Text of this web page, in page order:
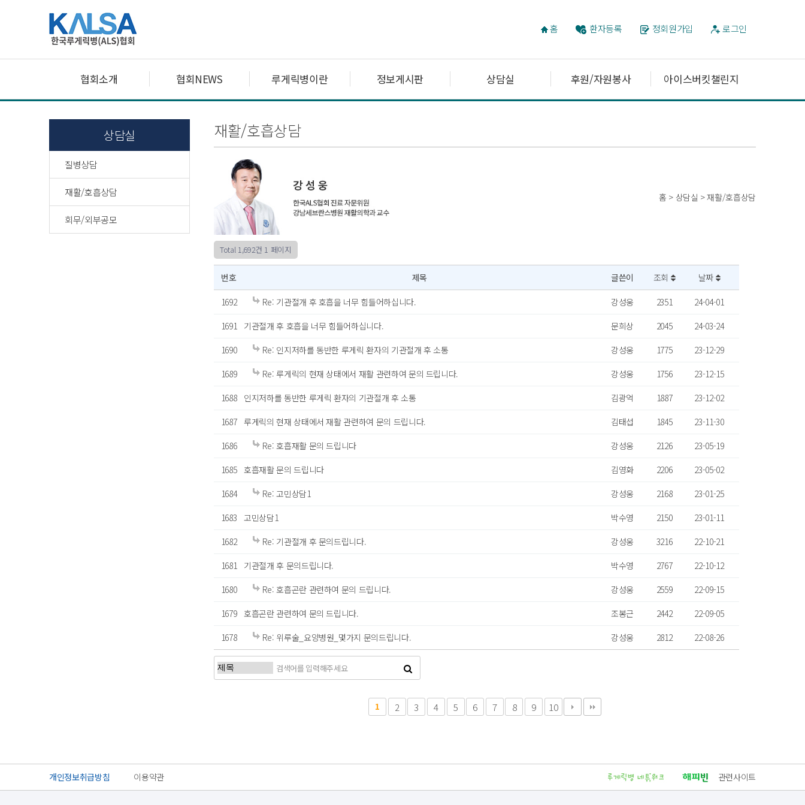
홈 환자등록 정회원가입 로그인
협회소개 협회NEWS 루게릭병이란 정보게시판 상담실 후원/자원봉사 아이스버킷챌린지
상담실
질병상담
재활/호흡상담
회무/외부공모
재활/호흡상담
홈 > 상담실 > 재활/호흡상담
Total 1,692건 1 페이지
번호 제목 글쓴이 조회 날짜
1692 Re: 기관절개 후 호흡을 너무 힘들어하십니다. 강성웅 2351
24-04-01
1691
기관절개 후 호흡을 너무 힘들어하십니다. 문희상 2045
24-03-24
1690
Re: 인지저하를 동반한 루게릭 환자의 기관절개 후 소통 강성웅 1775
23-12-29
1689
Re: 루게릭의 현재 상태에서 재활 관련하여 문의 드립니다. 강성웅 1756
23-12-15
1688
인지저하를 동반한 루게릭 환자의 기관절개 후 소통 김광억 1887
23-12-02
1687 루게릭의 현재 상태에서 재활 관련하여 문의 드립니다. 김태섭 1845
23-11-30
1686
Re: 호흡재활 문의 드립니다 강성웅 2126
23-05-19
1685 호흡재활 문의 드립니다 김영화 2206
23-05-02
1684
Re: 고민상담1 강성웅 2168
23-01-25
1683 고민상담1 박수영 2150
23-01-11
1682
Re: 기관절개 후 문의드립니다. 강성웅 3216
22-10-21
1681
기관절개 후 문의드립니다. 박수영 2767
22-10-12
1680
Re: 호흡곤란 관련하여 문의 드립니다. 강성웅 2559
22-09-15
1679 호흡곤란 관련하여 문의 드립니다. 조봉근 2442
22-09-05
1678
Re: 위루술_요양병원_몇가지 문의드립니다. 강성웅 2812 22-08-26
1 2 3 4 5 6 7 8 9 10
개인정보취급방침 이용약관 관련사이트